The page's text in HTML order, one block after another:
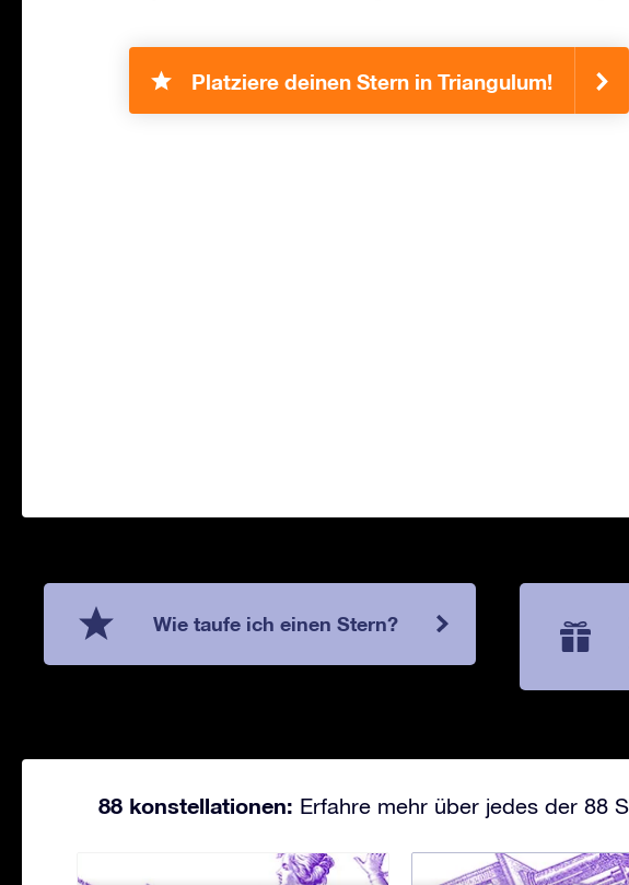
Platziere deinen Stern in Triangulum!
Wie taufe ich einen Stern?
88 konstellationen: Erfahre mehr über jedes der 88